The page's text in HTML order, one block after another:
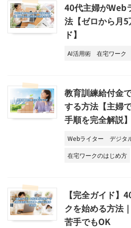
40代主婦がWeb
法【ゼロから月
ド】
AI活用術 在宅ワーク
教育訓練給付金
する方法【主婦
手順を完全解説】
Webライター デジタ
在宅ワークのはじめ方
【完全ガイド】
クを始める方法
苦手でもOK